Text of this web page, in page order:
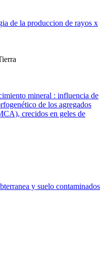
de la produccion de rayos x
mineral : influencia de
de los agregados
crecidos en geles de
y suelo contaminados